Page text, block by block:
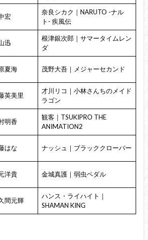
宏
奈良シカク｜NARUTO -ナル
ト- 疾風伝
迅
根津銀次郎｜サマータイムレン
ダ
夏海 茂野大吾｜メジャーセカンド
英美里
才川リコ｜小林さんちのメイド
ラゴン
明香
観客｜TSUKIPRO THE
ANIMATION2
はな ナッシュ｜ブラッククローバー
洋貴 金城真護｜弱虫ペダル
間元輝
ハンス・ライハイト｜
SHAMAN KING